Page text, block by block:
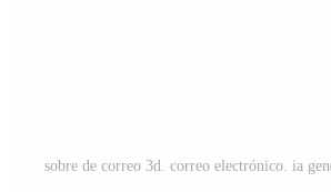
sobre de correo 3d. correo electrónico. ia